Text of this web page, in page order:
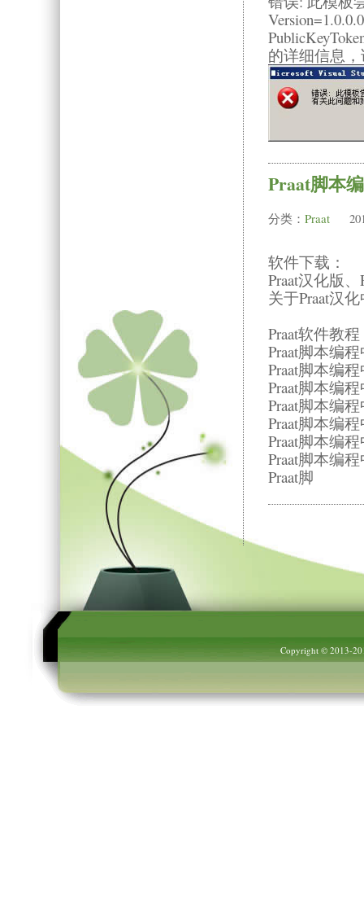
的详细信息
Praat脚本
分类： Praat
软件下载：
Praat汉化版
关于Praat汉
Praat软件教
Praat脚本编
Praat脚本编
Praat脚本编
Praat脚本编
Praat脚本编
Praat脚本编
Praat脚本编
Praat脚
Copyright © 2013-